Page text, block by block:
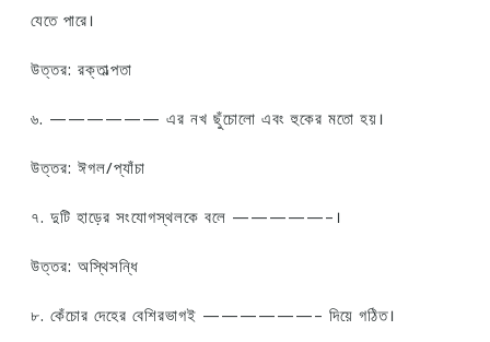
যেতে পারে।
উত্তর: রক্তাল্পতা
৬. —————— এর নখ ছুঁচোলো এবং হুকের মতো হয়।
উত্তর: ঈগল/প্যাঁচা
৭. দুটি হাড়ের সংযোগস্থলকে বলে —————–।
উত্তর: অস্থিসন্ধি
৮. কেঁচোর দেহের বেশিরভাগই ——————– দিয়ে গঠিত।